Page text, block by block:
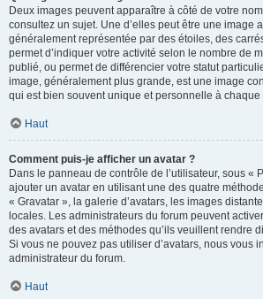
Deux images peuvent apparaître à côté de votre
consultez un sujet. Une d’elles peut être une image
généralement représentée par des étoiles, des
permet d’indiquer votre activité selon le nombre de
publié, ou permet de différencier votre statut
image, généralement plus grande, est une image
qui est bien souvent unique et personnelle à chaque
Haut
Comment puis-je afficher un avatar ?
Dans le panneau de contrôle de l’utilisateur, sous «
ajouter un avatar en utilisant une des quatre
« Gravatar », la galerie d’avatars, les images
locales. Les administrateurs du forum peuvent
des avatars et des méthodes qu’ils veuillent rendre
Si vous ne pouvez pas utiliser d’avatars, nous vous
administrateur du forum.
Haut